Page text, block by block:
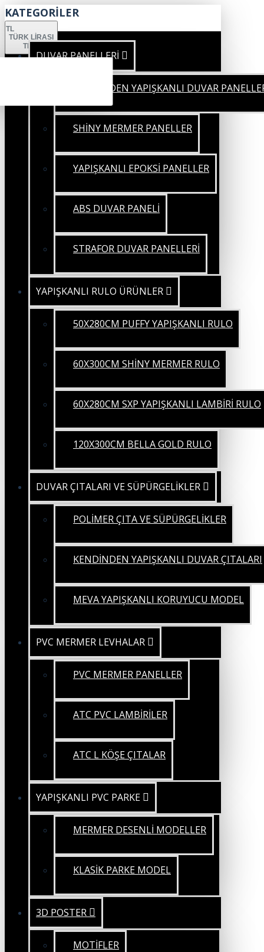
KATEGORİLER
TL
TÜRK LIRASI
TRY
DUVAR PANELLERİ
KENDİNDEN YAPIŞKANLI DUVAR
SHİNY MERMER PANELLER
YAPIŞKANLI EPOKSİ PANELLER
ABS DUVAR PANELİ
STRAFOR DUVAR PANELLERİ
YAPIŞKANLI RULO ÜRÜNLER
50X280CM PUFFY YAPIŞKANLI RULO
60X300CM SHİNY MERMER RULO
60X280CM SXP YAPIŞKANLI LAMBİRİ RULO
120X300CM BELLA GOLD RULO
DUVAR ÇITALARI VE SÜPÜRGELİKLER
POLİMER ÇITA VE SÜPÜRGELİKLER
KENDİNDEN YAPIŞKANLI DUVAR ÇITALARI
MEVA YAPIŞKANLI KORUYUCU MODEL
PVC MERMER LEVHALAR
PVC MERMER PANELLER
ATC PVC LAMBİRİLER
ATC L KÖŞE ÇITALAR
YAPIŞKANLI PVC PARKE
MERMER DESENLİ MODELLER
KLASİK PARKE MODEL
3D POSTER
MOTİFLER